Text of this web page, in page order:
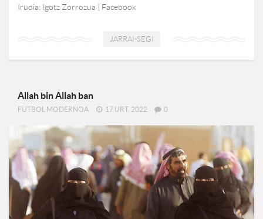
Irudia: Igotz Zorrozua | Facebook
JARRAI-SEGI
Allah bin Allah ban
FUTBOL MODERNOA 17 URT, 2022 0